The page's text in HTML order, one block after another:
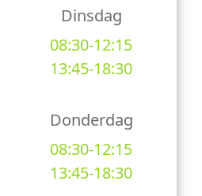
Dinsdag
08:30-12:15
13:45-18:30
Donderdag
08:30-12:15
13:45-18:30